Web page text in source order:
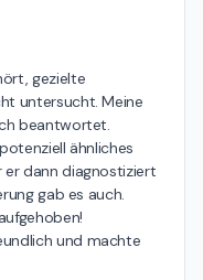
gezielte
untersucht. Meine
beantwortet.
ähnliches
er dann diagnostiziert
gab es auch.
und machte